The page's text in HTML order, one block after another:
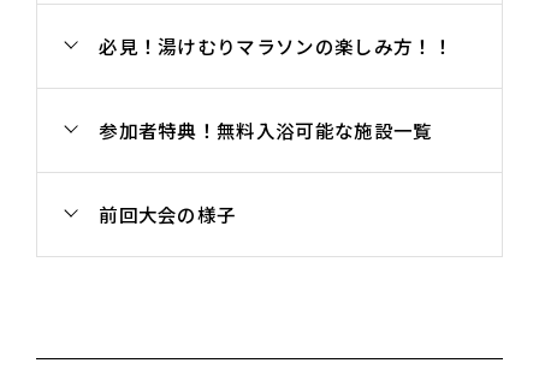
必見！湯けむりマラソンの楽しみ方！！
参加者特典！無料入浴可能な施設一覧
前回大会の様子